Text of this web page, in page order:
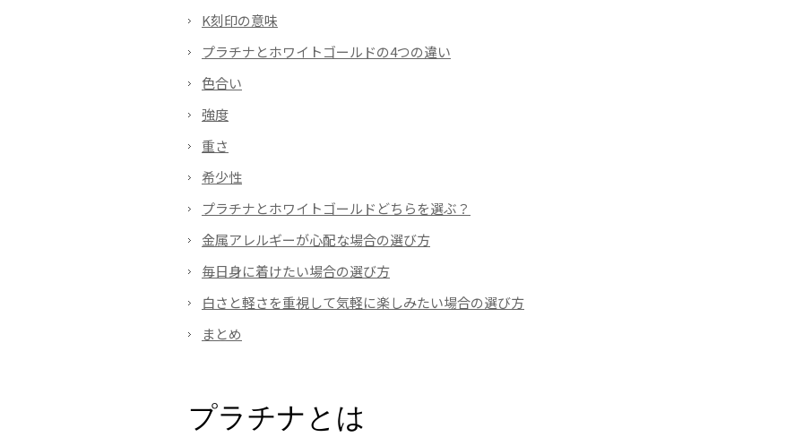
K刻印の意味
プラチナとホワイトゴールドの4つの違い
色合い
強度
重さ
希少性
プラチナとホワイトゴールドどちらを選ぶ？
金属アレルギーが心配な場合の選び方
毎日身に着けたい場合の選び方
白さと軽さを重視して気軽に楽しみたい場合の選び方
まとめ
プラチナとは